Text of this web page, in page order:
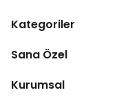
Kategoriler
Sana Özel
Kurumsal